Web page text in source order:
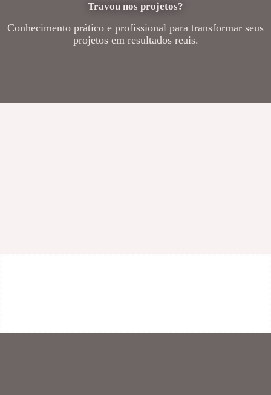
Travou nos projetos?
Conhecimento prático e profissional para transformar seus
projetos em resultados reais.